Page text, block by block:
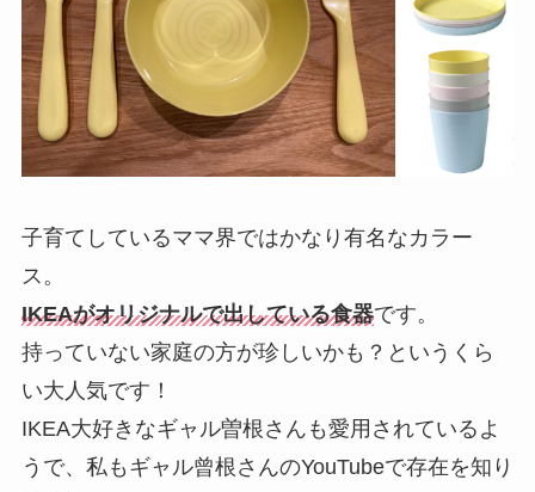
子育てしているママ界ではかなり有名なカラー
ス。
IKEAがオリジナルで出している食器です。
持っていない家庭の方が珍しいかも？というくら
い大人気です！
IKEA大好きなギャル曽根さんも愛用されているよ
うで、私もギャル曾根さんのYouTubeで存在を知り